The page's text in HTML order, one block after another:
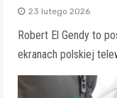
23 lutego 2026
Robert El Gendy to
ekranach polskiej